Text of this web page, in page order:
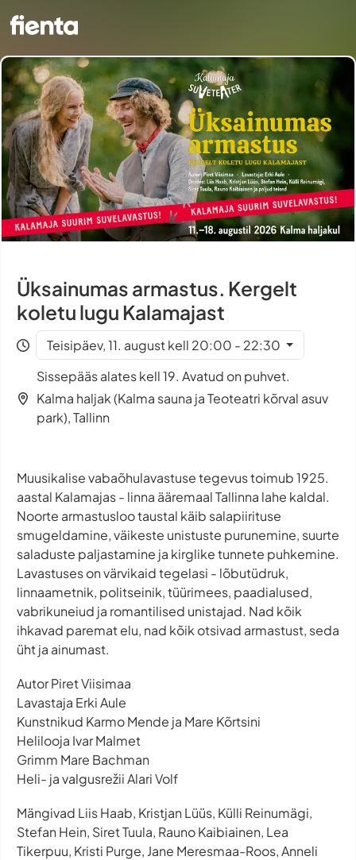
Üksainumas armastus. Kergelt
koletu lugu Kalamajast
Teisipäev, 11. august kell 20:00 - 22:30
Sissepääs alates kell 19. Avatud on puhvet.
Kalma haljak (Kalma sauna ja Teoteatri kõrval asuv
park), Tallinn
Muusikalise vabaõhulavastuse tegevus toimub 1925.
aastal Kalamajas - linna ääremaal Tallinna lahe kaldal.
Noorte armastusloo taustal käib salapiirituse
smugeldamine, väikeste unistuste purunemine, suurte
saladuste paljastamine ja kirglike tunnete puhkemine.
Lavastuses on värvikaid tegelasi - lõbutüdruk,
linnaametnik, politseinik, tüürimees, paadialused,
vabrikuneiud ja romantilised unistajad. Nad kõik
ihkavad paremat elu, nad kõik otsivad armastust, seda
üht ja ainumast.
Autor Piret Viisimaa
Lavastaja Erki Aule
Kunstnikud Karmo Mende ja Mare Kõrtsini
Helilooja Ivar Malmet
Grimm Mare Bachman
Heli- ja valgusrežii Alari Volf
Mängivad Liis Haab, Kristjan Lüüs, Külli Reinumägi,
Stefan Hein, Siret Tuula, Rauno Kaibiainen, Lea
Tikerpuu, Kristi Purge, Jane Meresmaa-Roos, Anneli